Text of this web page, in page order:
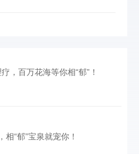
，百万花海等你相“郁”！
“郁”宝泉就宠你！